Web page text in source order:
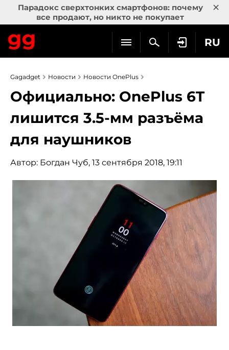
Парадокс сверхтонких смартфонов: почему
все продают, но никто не покупает
×
RU
Gagadget Новости Новости OnePlus
Официально: OnePlus 6T
лишится 3.5-мм разъёма
для наушников
Автор: Богдан Чуб, 13 сентября 2018, 19:11